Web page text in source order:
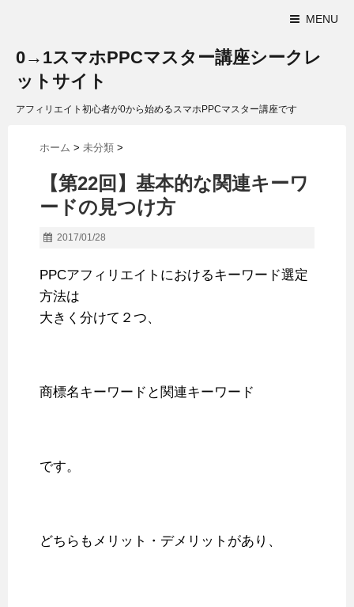
MENU
0→1スマホPPCマスター講座シークレ
ットサイト
アフィリエイト初心者が0から始めるスマホPPCマスター講座です
ホーム > 未分類 >
【第22回】基本的な関連キーワ
ードの見つけ方
2017/01/28
PPCアフィリエイトにおけるキーワード選定
方法は
大きく分けて２つ、
商標名キーワードと関連キーワード
です。
どちらもメリット・デメリットがあり、